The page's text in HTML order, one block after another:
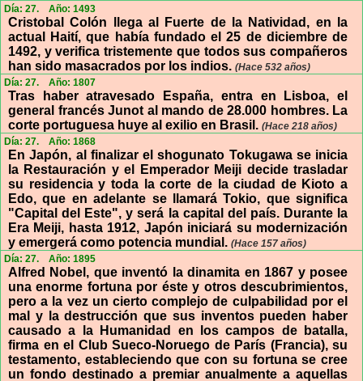
Día: 27.
Año: 1493
Cristobal Colón llega al Fuerte de la Natividad, en la
actual Haití, que había fundado el 25 de diciembre de
1492, y verifica tristemente que todos sus compañeros
han sido masacrados por los indios. (Hace 532 años)
Día: 27.
Año: 1807
Tras haber atravesado España, entra en Lisboa, el
general francés Junot al mando de 28.000 hombres. La
corte portuguesa huye al exilio en Brasil. (Hace 218 años)
Día: 27.
Año: 1868
En Japón, al finalizar el shogunato Tokugawa se inicia
la Restauración y el Emperador Meiji decide trasladar
su residencia y toda la corte de la ciudad de Kioto a
Edo, que en adelante se llamará Tokio, que significa
"Capital del Este", y será la capital del país. Durante la
Era Meiji, hasta 1912, Japón iniciará su modernización
y emergerá como potencia mundial. (Hace 157 años)
Día: 27.
Año: 1895
Alfred Nobel, que inventó la dinamita en 1867 y posee
una enorme fortuna por éste y otros descubrimientos,
pero a la vez un cierto complejo de culpabilidad por el
mal y la destrucción que sus inventos pueden haber
causado a la Humanidad en los campos de batalla,
firma en el Club Sueco-Noruego de París (Francia), su
testamento, estableciendo que con su fortuna se cree
un fondo destinado a premiar anualmente a aquellas